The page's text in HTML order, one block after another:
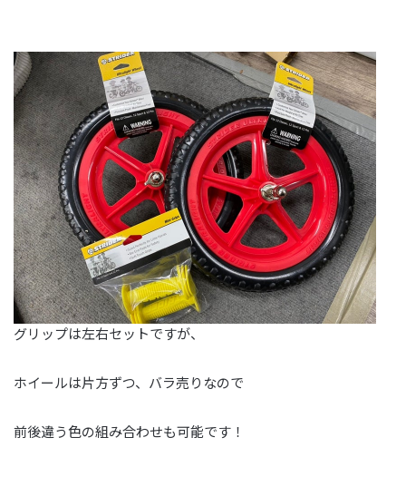
グリップは左右セットですが、
ホイールは片方ずつ、バラ売りなので
前後違う色の組み合わせも可能です！